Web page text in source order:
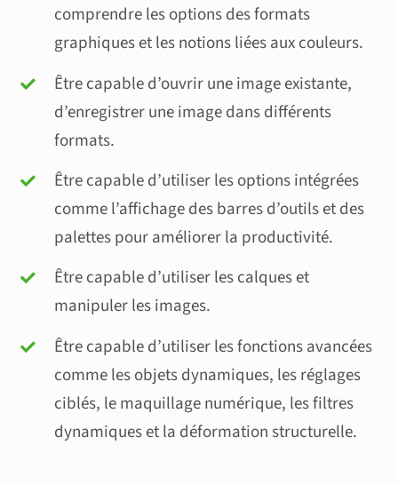
comprendre les options des formats
graphiques et les notions liées aux couleurs.
Être capable d’ouvrir une image existante,
d’enregistrer une image dans différents
formats.
Être capable d’utiliser les options intégrées
comme l’affichage des barres d’outils et des
palettes pour améliorer la productivité.
Être capable d’utiliser les calques et
manipuler les images.
Être capable d’utiliser les fonctions avancées
comme les objets dynamiques, les réglages
ciblés, le maquillage numérique, les filtres
dynamiques et la déformation structurelle.